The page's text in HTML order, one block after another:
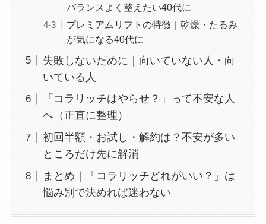
バランスよく整えたい40代に
プレミアムリフトの特徴｜乾燥・たるみ
が気になる40代に
失敗しないために｜向いていない人・向
いている人
「コラリッチはやらせ？」って不安な人
へ（正直に整理）
初回半額・お試し・解約は？不安が多い
ところだけ先に解消
まとめ｜「コラリッチどれがいい？」は
悩み別で決めれば迷わない